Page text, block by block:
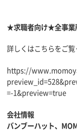
★求職者向け★全事
詳しくはこちらをご
https://
=-1&preview=true
会社情報
バンブーハット、